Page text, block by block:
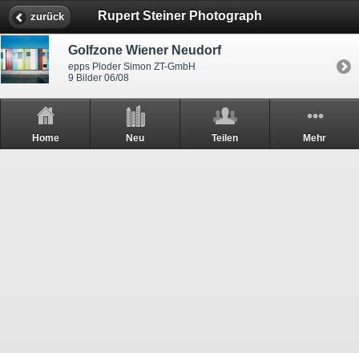
zurück Rupert Steiner Photograph
Golfzone Wiener Neudorf
epps Ploder Simon ZT-GmbH
9 Bilder 06/08
Home Neu Teilen Mehr